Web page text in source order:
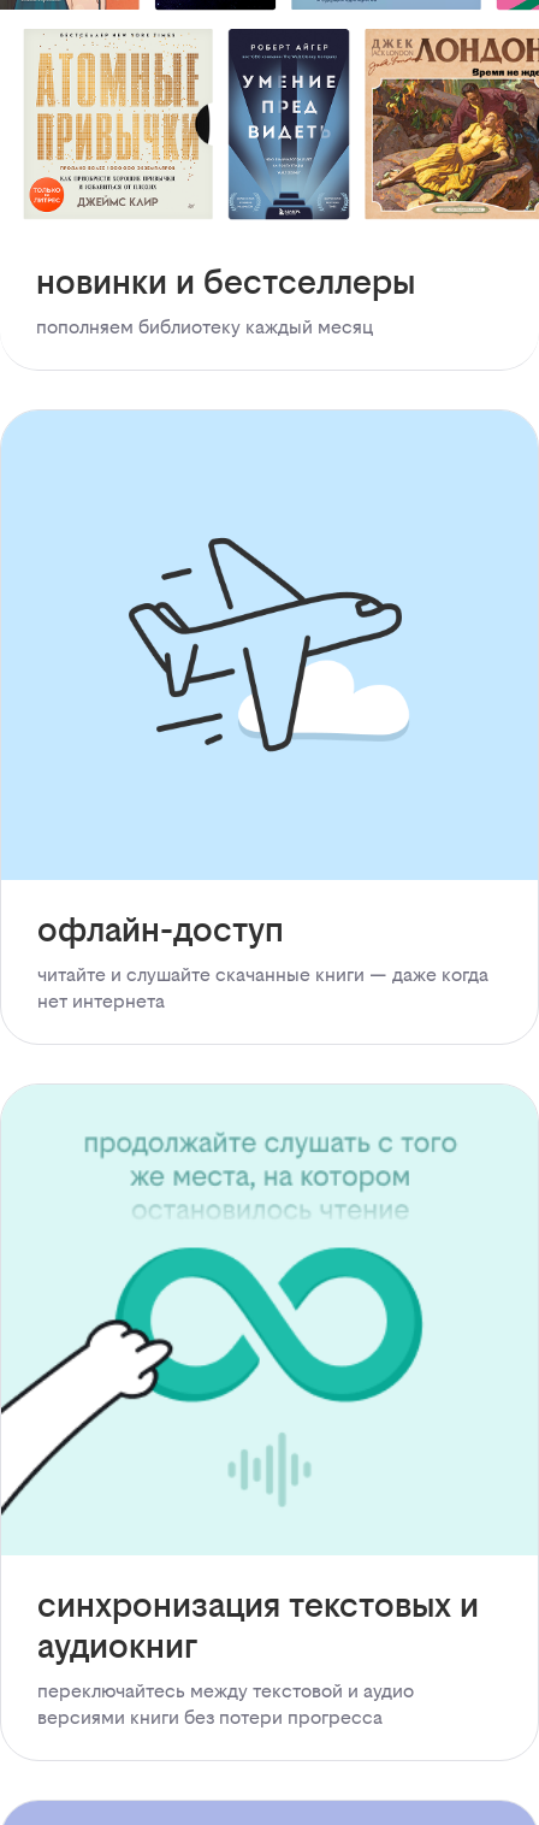
новинки и бестселлеры
пополняем библиотеку каждый месяц
офлайн-доступ
читайте и слушайте скачанные книги — даже когда
нет интернета
синхронизация текстовых и
аудиокниг
переключайтесь между текстовой и аудио
версиями книги без потери прогресса